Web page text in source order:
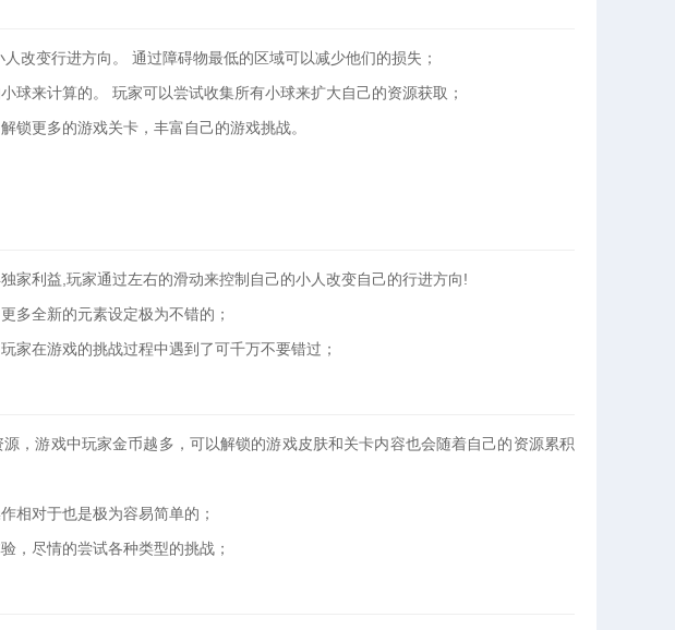
改变行进方向。 通过障碍物最低的区域可以减少他们的损失；
球来计算的。 玩家可以尝试收集所有小球来扩大自己的资源获取；
锁更多的游戏关卡，丰富自己的游戏挑战。
家利益,玩家通过左右的滑动来控制自己的小人改变自己的行进方向!
多全新的元素设定极为不错的；
家在游戏的挑战过程中遇到了可千万不要错过；
，游戏中玩家金币越多，可以解锁的游戏皮肤和关卡内容也会随着自己的资源累积
相对于也是极为容易简单的；
，尽情的尝试各种类型的挑战；